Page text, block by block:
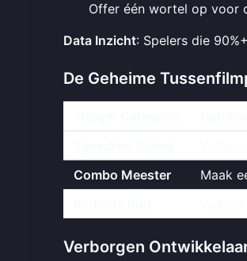
Offer één wortel op voor
Data Inzicht: Spelers die
De Geheime
Combo Meester
Maak
Verborgen